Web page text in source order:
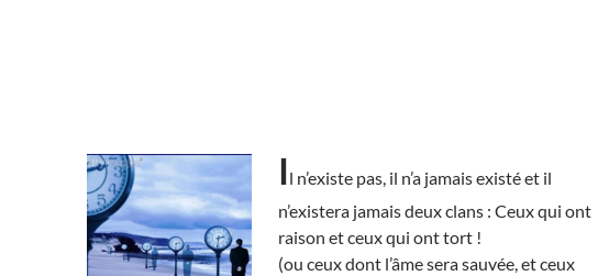
Il n’existe pas, il n’a jamais existé et il
n’existera jamais deux clans : Ceux qui ont
raison et ceux qui ont tort !
(ou ceux dont l’âme sera sauvée, et ceux